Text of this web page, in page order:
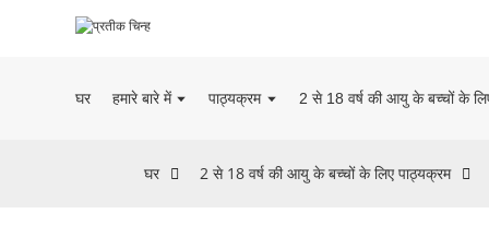
घर हमारे बारे में पाठ्यक्रम 2 से 18 वर्ष की आयु के बच्चों के
घर 2 से 18 वर्ष की आयु के बच्चों के लिए पाठ्यक्रम